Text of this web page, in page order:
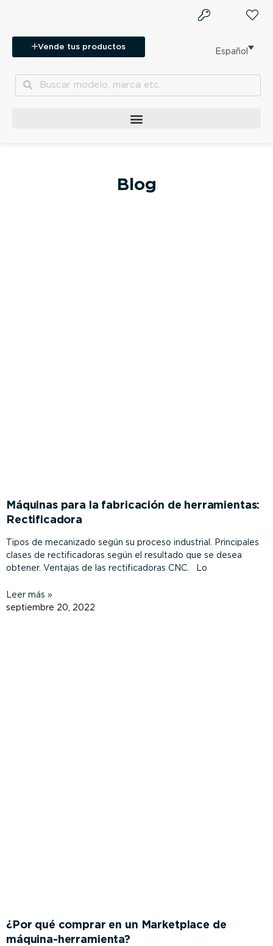
Vende tus productos
Español
BuscarBuscar
Blog
Máquinas para la fabricación de herramientas:
Rectificadora
Tipos de mecanizado según su proceso industrial. Principales
clases de rectificadoras según el resultado que se desea
obtener. Ventajas de las rectificadoras CNC. Lo
Leer más »
septiembre 20, 2022
¿Por qué comprar en un Marketplace de
máquina-herramienta?